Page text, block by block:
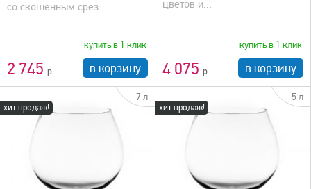
со скошенным срез...
2 745
купить в 1 клик
в корзину
цветов и...
4 075
купить в 1 клик
в корзину
хит продаж!
7 л
хит продаж!
5 л